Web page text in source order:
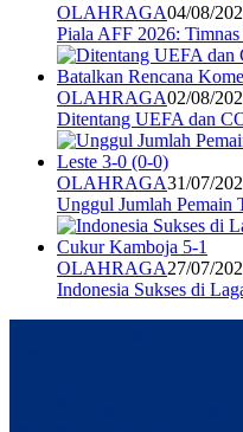
OLAHRAGA04/08/
Piala AFF 2026:
OLAHRAGA02/08/
Ditentang UEFA dan
OLAHRAGA31/07/
Unggul Jumlah Pemain
OLAHRAGA27/07/
Indonesia Sukses di